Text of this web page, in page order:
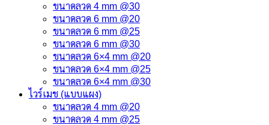
ขนาดลวด 4 mm @30
ขนาดลวด 6 mm @20
ขนาดลวด 6 mm @25
ขนาดลวด 6 mm @30
ขนาดลวด 6×4 mm @20
ขนาดลวด 6×4 mm @25
ขนาดลวด 6×4 mm @30
ไวร์เมช (แบบแผง)
ขนาดลวด 4 mm @20
ขนาดลวด 4 mm @25